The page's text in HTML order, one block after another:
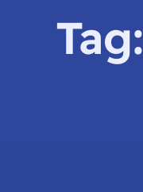
Tag: